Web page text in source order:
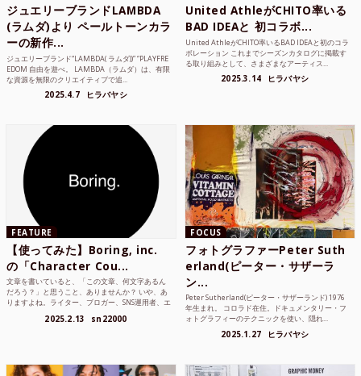
ジュエリーブランドLAMBDA
(ラムダ)より ペールトーンカラ
ーの新作...
ジュエリーブランド“LAMBDA( ラムダ))” “PLAYFRE
EDOM 自由を遊べ。 LAMBDA（ラムダ）は、有限
な資源を無限のクリエイティブで追...
2025.4.7 ヒラバヤシ
United AthleがCHITO率いる
BAD IDEAと 初コラボ...
United AthleがCHITO率いるBAD IDEAと初のコラ
ボレーション これまでシーズンカタログに掲載す
る取り組みとして、さまざまなアーティス...
2025.3.14 ヒラバヤシ
FEATURE
【使ってみた】Boring, inc.
の「Character Cou...
文章を書いていると、「この文章、何文字あるん
だろう？」と思うこと、ありませんか？ いや、あ
りますよね。ライター、ブロガー、SNS運用者、エ
2025.2.13 sn22000
FOCUS
フォトグラファーPeter Suth
erland(ピーター・サザーラ
ン...
Peter Sutherland(ピーター・サザーランド) 1976
年生まれ。 コロラド在住。ドキュメンタリー・フ
ォトグラフィーのテクニックを使い、隠れ...
2025.1.27 ヒラバヤシ